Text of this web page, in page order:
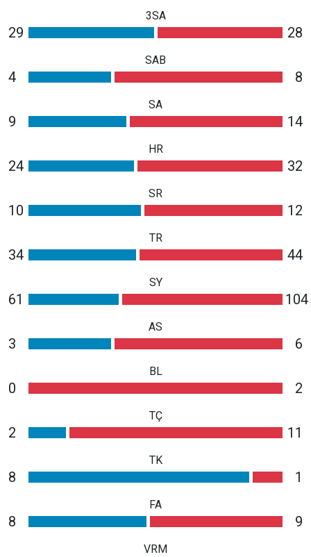
3SA
29 28
SAB
4 8
SA
9 14
HR
24 32
SR
10 12
TR
34 44
SY
61 104
AS
3 6
BL
0 2
TÇ
2 11
TK
8 1
FA
8 9
VRM